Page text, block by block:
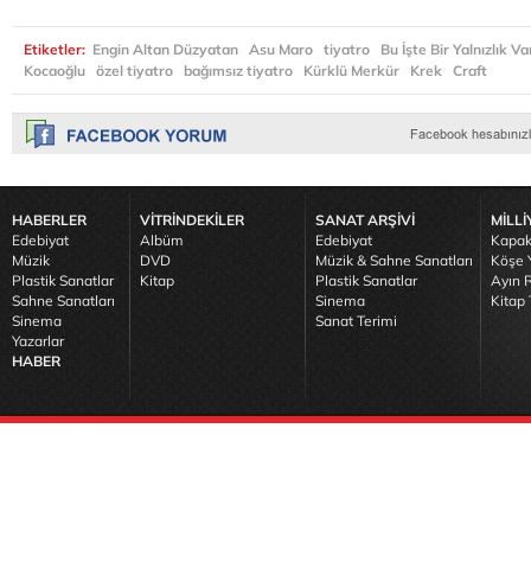
Etiketler: Engin Altan Düzyatan Asu Maro tiyatro
Bu İşte Bir Yalnızlık
Kocaoğlu özel tiyatro bağımsız tiyatro Kürklü Merkür Krek Craft
HABERLER
Edebiyat
Müzik
Plastik Sanatlar
Sahne Sanatları
Sinema
Yazarlar
HABER
VİTRİNDEKİLER
Albüm
DVD
Kitap
SANAT ARŞİVİ
Edebiyat
Müzik & Sahne Sanatları
Plastik Sanatlar
Sinema
Sanat Terimi
Köşe
Ayın
Kitap